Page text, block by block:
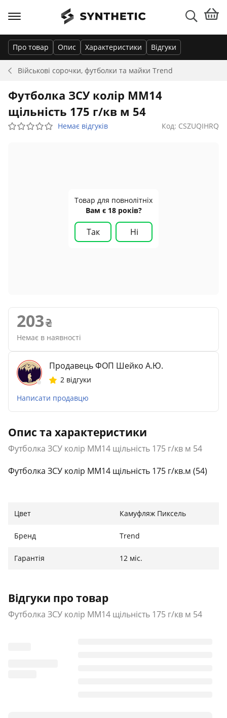
Військові сорочки, футболки та майки Trend
Про товар Опис Характеристики Відгуки
Футболка ЗСУ колір MM14
щільність 175 г/кв м 54
Немає відгуків Код: CSZUQIHRQ
Товар для повнолітніх
Вам є 18 років?
Так Ні
203
Немає в наявності
Продавець ФОП Шейко А.Ю.
2 відгуки
Написати продавцю
Опис та характеристики
Футболка ЗСУ колір MM14 щільність 175 г/кв м 54
Футболка ЗСУ колір MM14 щільність 175 г/кв.м (54)
Цвет Камуфляж Пиксель
Бренд Trend
Гарантія 12 міс.
Відгуки про товар
Футболка ЗСУ колір MM14 щільність 175 г/кв м 54